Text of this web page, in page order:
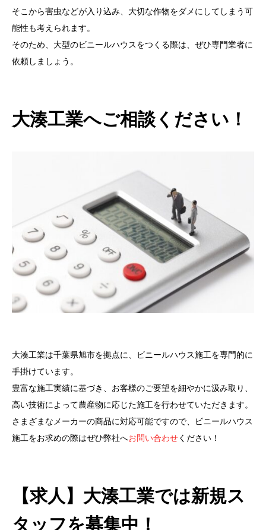
そこから害虫などが入り込み、大切な作物をダメにしてしまう可
能性も考えられます。
そのため、大型のビニールハウスをつくる際は、ぜひ専門業者に
依頼しましょう。
大湊工業へご相談ください！
大湊工業は千葉県旭市を拠点に、ビニールハウス施工を専門的に
手掛けています。
豊富な施工実績に基づき、お客様のご要望を細やかに汲み取り、
高い技術によって農産物に応じた施工を行わせていただきます。
さまざまなメーカーの商品に対応可能ですので、ビニールハウス
施工をお求めの際はぜひ弊社へお問い合わせください！
【求人】大湊工業では新規ス
タッフを募集中！